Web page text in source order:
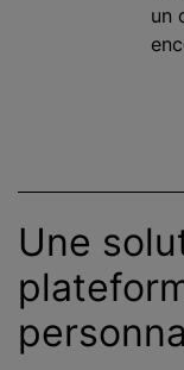
un
Une